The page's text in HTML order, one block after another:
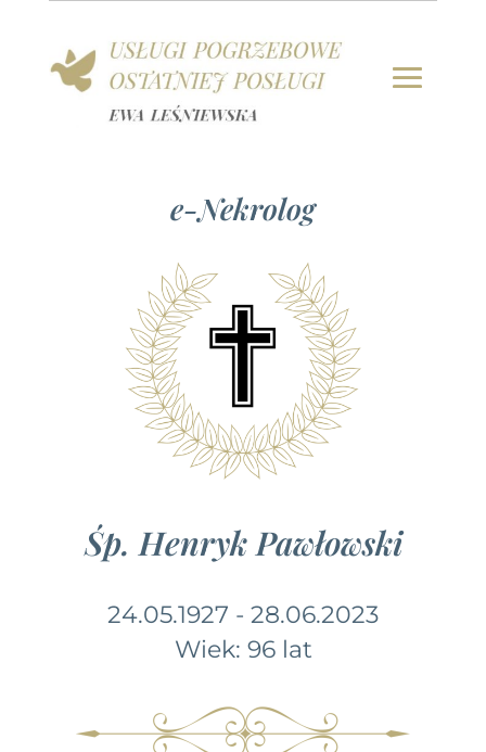
e-Nekrolog
Śp. Henryk Pawłowski
24.05.1927 - 28.06.2023
Wiek: 96 lat